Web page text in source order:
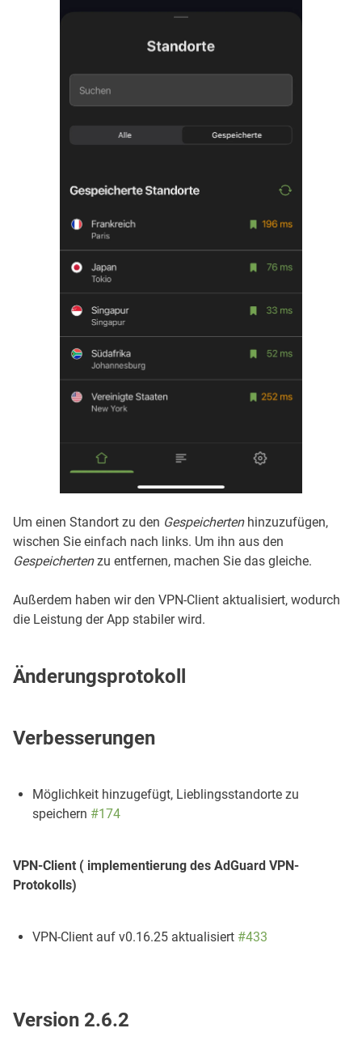
Um einen Standort zu den Gespeichertenhinzuzufügen,
wischen Sie einfach nach links. Um ihn aus den
Gespeichertenzu entfernen, machen Sie das gleiche.
Außerdem haben wir den VPN-Client aktualisiert, wodurch
die Leistung der App stabiler wird.
Änderungsprotokoll
Verbesserungen
Möglichkeit hinzugefügt, Lieblingsstandorte zu
speichern #174
VPN-Client ( implementierung des AdGuard VPN-
Protokolls)
VPN-Client auf v0.16.25 aktualisiert #433
Version 2.6.2